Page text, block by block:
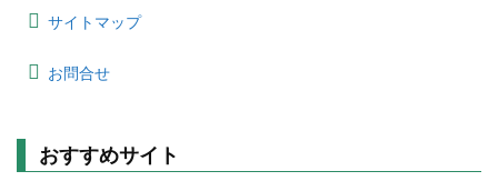
サイトマップ
お問合せ
おすすめサイト